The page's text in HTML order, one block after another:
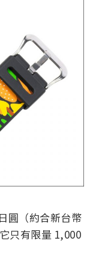
圓（約合新台幣
只有限量 1,000